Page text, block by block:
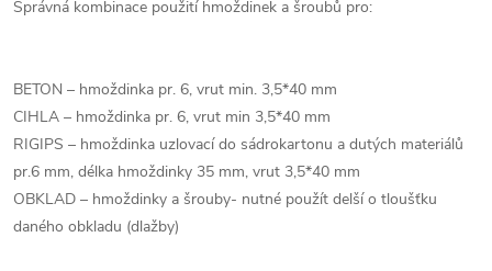
Správná kombinace použití hmoždinek a šroubů pro:
BETON – hmoždinka pr. 6, vrut min. 3,5*40 mm
CIHLA – hmoždinka pr. 6, vrut min 3,5*40 mm
RIGIPS – hmoždinka uzlovací do sádrokartonu a dutých materiálů
pr.6 mm, délka hmoždinky 35 mm, vrut 3,5*40 mm
OBKLAD – hmoždinky a šrouby- nutné použít delší o tloušťku
daného obkladu (dlažby)